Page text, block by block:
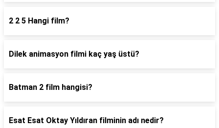
2 2 5 Hangi film?
Dilek animasyon filmi kaç yaş üstü?
Batman 2 film hangisi?
Esat Esat Oktay Yıldıran filminin adı nedir?